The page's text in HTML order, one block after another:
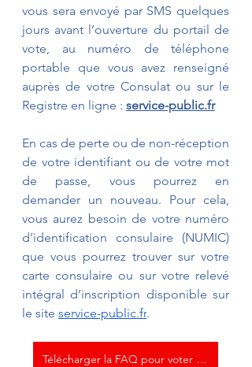
vous sera envoyé par SMS quelques
jours avant l’ouverture du portail de
vote, au numéro de téléphone
portable que vous avez renseigné
auprès de votre Consulat ou sur le
Registre en ligne : service-public.fr
En cas de perte ou de non-réception
de votre identifiant ou de votre mot
de passe, vous pourrez en
demander un nouveau. Pour cela,
vous aurez besoin de votre numéro
d’identification consulaire (NUMIC)
que vous pourrez trouver sur votre
carte consulaire ou sur votre relevé
intégral d’inscription disponible sur
le site service-public.fr.
Télécharger la FAQ pour voter ICI